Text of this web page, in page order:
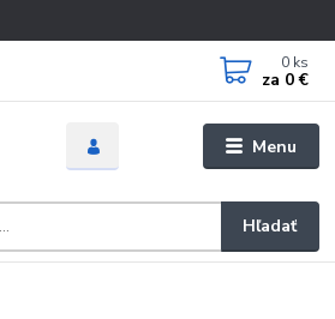
Menu
Hľadať
0 ks
za 0 €